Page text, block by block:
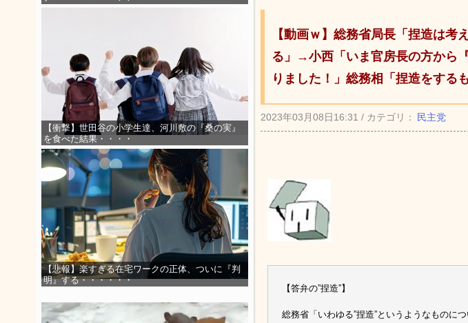
【衝撃】世田谷の小学生達、河川敷の『桑の実』
を食べた結果・・・・
【悲報】楽すぎる在宅ワークの正体、ついに『判
明』する・・・・・・
【動画ｗ】総務省局長「捏造は
る」→小西「いま官房長の方から
りました！」総務相「捏造をす
2023年03月08日16:31 / カテゴリ： 民主党
【答弁の”捏造”】
総務省「いわゆる”捏造”というようなものに